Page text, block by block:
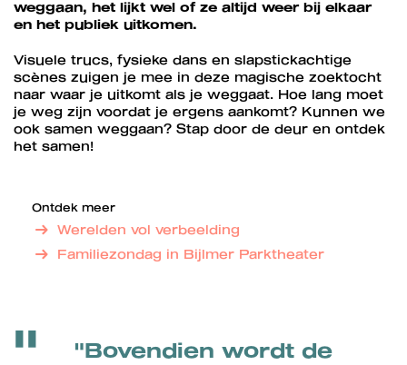
weggaan, het lijkt wel of ze altijd weer bij elkaar
en het publiek uitkomen.
Visuele trucs, fysieke dans en slapstickachtige
scènes zuigen je mee in deze magische zoektocht
naar waar je uitkomt als je weggaat. Hoe lang moet
je weg zijn voordat je ergens aankomt? Kunnen we
ook samen weggaan? Stap door de deur en ontdek
het samen!
Ontdek meer
Werelden vol verbeelding
Familiezondag in Bijlmer Parktheater
"Bovendien wordt de